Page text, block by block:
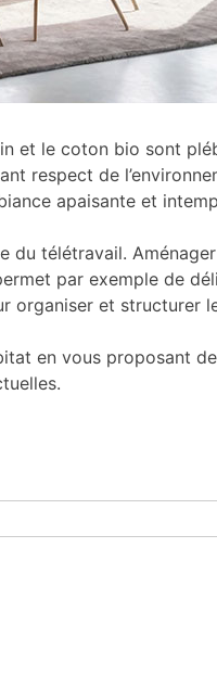
et le coton bio sont
respect de
apaisante et
du télétravail.
par exemple de
et structurer
en vous proposant